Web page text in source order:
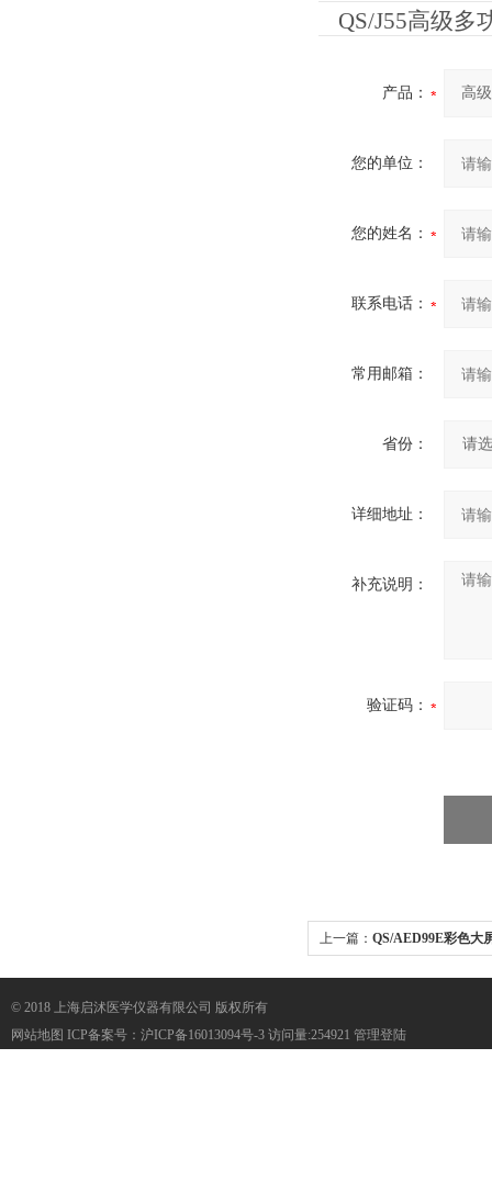
QS/J55高级多
产品：
您的单位：
您的姓名：
联系电话：
常用邮箱：
省份：
详细地址：
补充说明：
验证码：
上一篇： QS/AED99E彩色大
© 2018 上海启沭医学仪器有限公司 版权所有
网站地图 ICP备案号： 沪ICP备16013094号-3 访问量:254921 管理登陆